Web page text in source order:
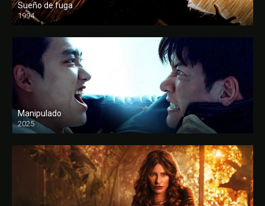
Sueño de fuga
1994
FULL HD
Manipulado
2025